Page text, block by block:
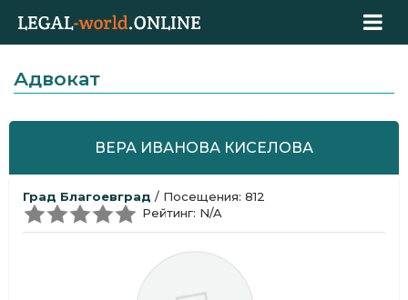
Адвокат
ВЕРА ИВАНОВА КИСЕЛОВА
Град Благоевград / Посещения: 812
Рейтинг: N/A